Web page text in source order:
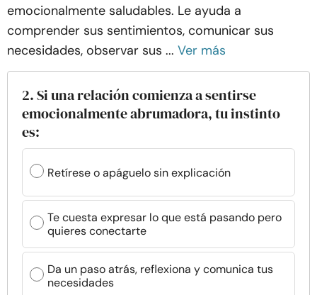
emocionalmente saludables. Le ayuda a
comprender sus sentimientos, comunicar sus
necesidades, observar sus ... Ver más
2. Si una relación comienza a sentirse
emocionalmente abrumadora, tu instinto
es:
Retírese o apáguelo sin explicación
Te cuesta expresar lo que está pasando pero
quieres conectarte
Da un paso atrás, reflexiona y comunica tus
necesidades